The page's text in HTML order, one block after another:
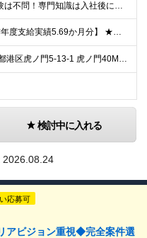
【金融業界の経験は不問！専門知識は入社後に学べます】 ◎学歴不問 ◎システム開発の実務経験をお持ちの方 └3年以上・Java、C#いずれかの使用経験をお持ちの方を想定しております 【以下のような方は
【賞与年3回・昨年度支給実績5.69か月分】 ★想定年収500万円～ ★前職給与考慮あり 月給27万円～59万円 +残業代全額支給(1分単位、監督職以下) +人事評価による賞与年2回（4月/10月）
◎本社勤務 東京都港区虎ノ門5-13-1 虎ノ門40MTビル 8F ※原則として、転居を伴う転勤はありません ※(変更の範囲)上記を除く当社関連勤務地
検討中に入れる
2026.08.24
応募可
アビジョン重視◆完全案件選